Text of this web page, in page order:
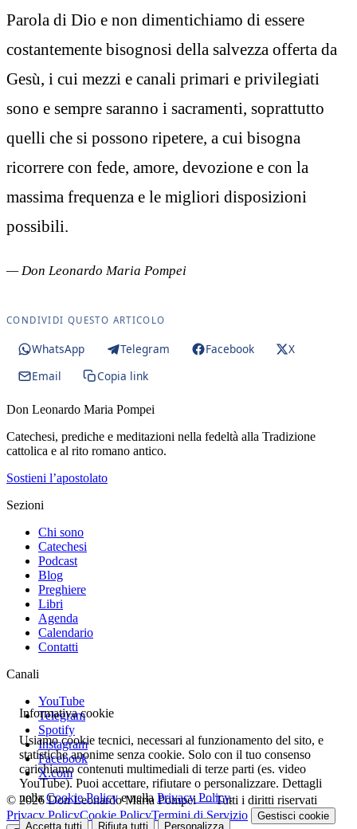
Parola di Dio e non dimentichiamo di essere
costantemente bisognosi della salvezza offerta da
Gesù, i cui mezzi e canali primari e privilegiati
sono e sempre saranno i sacramenti, soprattutto
quelli che si possono ripetere, a cui bisogna
ricorrere con fede, amore, devozione e con la
massima frequenza e le migliori disposizioni
possibili.
— Don Leonardo Maria Pompei
CONDIVIDI QUESTO ARTICOLO
WhatsApp Telegram Facebook
X
Email
Copia link
Don Leonardo Maria Pompei
Catechesi, prediche e meditazioni nella fedeltà alla Tradizione
cattolica e al rito romano antico.
Sostieni l’apostolato
Sezioni
Chi sono
Catechesi
Podcast
Blog
Preghiere
Libri
Agenda
Calendario
Contatti
Canali
YouTube
Telegram
Spotify
Instagram
Facebook
X.com
© 2026 Don Leonardo Maria Pompei — Tutti i diritti riservati
Privacy PolicyCookie PolicyTermini di Servizio Gestisci cookie
Informativa cookie
Usiamo cookie tecnici, necessari al funzionamento del sito, e
statistiche anonime senza cookie. Solo con il tuo consenso
carichiamo contenuti multimediali di terze parti (es. video
YouTube). Puoi accettare, rifiutare o personalizzare. Dettagli
nellaCookie Policye nella Privacy Policy.
Accetta tutti Rifiuta tutti Personalizza